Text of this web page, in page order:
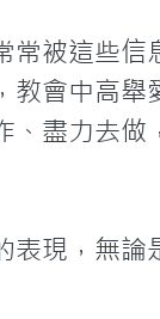
被這些信
會中高舉
盡力去做
現，無論